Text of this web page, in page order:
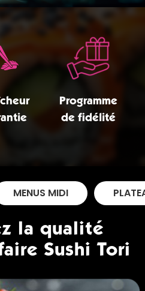
Programme
de fidélité
MENUS MIDI
la qualité
Sushi Tori